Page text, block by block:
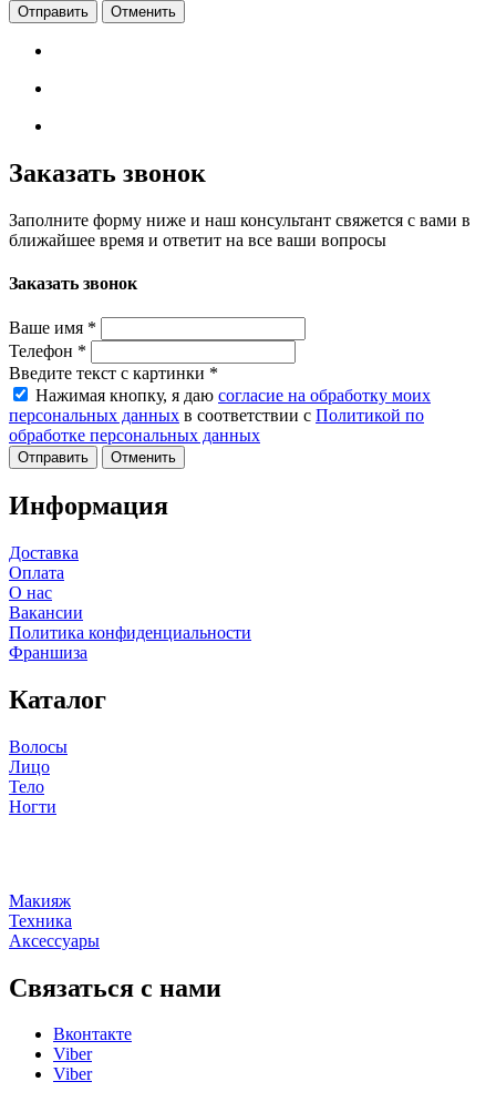
Отменить
Заказать звонок
Заполните форму ниже и наш консультант свяжется с вами в
ближайшее время и ответит на все ваши вопросы
Заказать звонок
Ваше имя *
Телефон *
Введите текст с картинки *
Нажимая кнопку, я даю согласие на обработку моих
персональных данных в соответствии с Политикой по
обработке персональных данных
Отменить
Информация
Доставка
Оплата
О нас
Вакансии
Политика конфиденциальности
Франшиза
Каталог
Волосы
Лицо
Тело
Ногти
Макияж
Техника
Аксессуары
Связаться с нами
Вконтакте
Viber
Viber